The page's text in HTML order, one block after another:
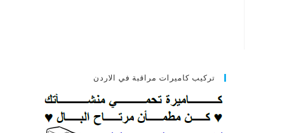
تركيب كاميرات مراقبة في الاردن